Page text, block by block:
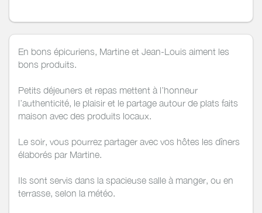
En bons épicuriens, Martine et Jean-Louis aiment les
bons produits.
Petits déjeuners et repas mettent à l’honneur
l’authenticité, le plaisir et le partage autour de plats faits
maison avec des produits locaux.
Le soir, vous pourrez partager avec vos hôtes les dîners
élaborés par Martine.
Ils sont servis dans la spacieuse salle à manger, ou en
terrasse, selon la météo.